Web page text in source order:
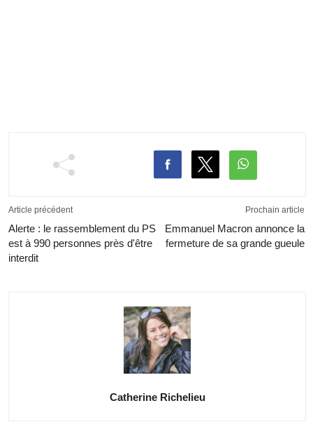
Article précédent
Alerte : le rassemblement du PS
est à 990 personnes près d'être
interdit
Prochain article
Emmanuel Macron annonce la
fermeture de sa grande gueule
Catherine Richelieu